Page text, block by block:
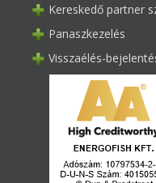
Kereskedő partner
Panaszkezelés
Visszaélés-